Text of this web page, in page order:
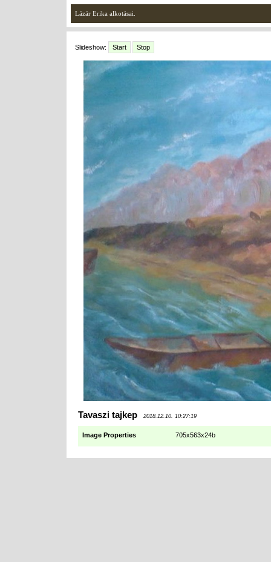
Lázár Erika alkotásai.
Slideshow: Start Stop
Tavaszi tajkep 2018.12.10. 10:27:19
Image Properties 705x563x24b